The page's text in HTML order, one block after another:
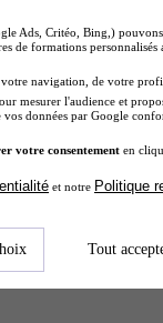
Ads, Critéo, Bing,)
de formations
navigation, de votre
mesurer l'audience et
données par Google
votre consentement en
et notre Politique
Tout